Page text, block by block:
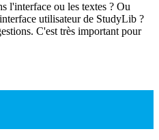
l'interface ou les textes ? Ou
utilisateur de StudyLib ?
C'est très important pour